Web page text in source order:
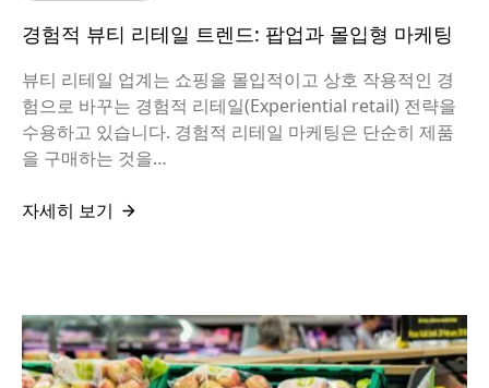
경험적 뷰티 리테일 트렌드: 팝업과 몰입형 마케팅
뷰티 리테일 업계는 쇼핑을 몰입적이고 상호 작용적인 경
험으로 바꾸는 경험적 리테일(Experiential retail) 전략을
수용하고 있습니다. 경험적 리테일 마케팅은 단순히 제품
을 구매하는 것을…
자세히 보기